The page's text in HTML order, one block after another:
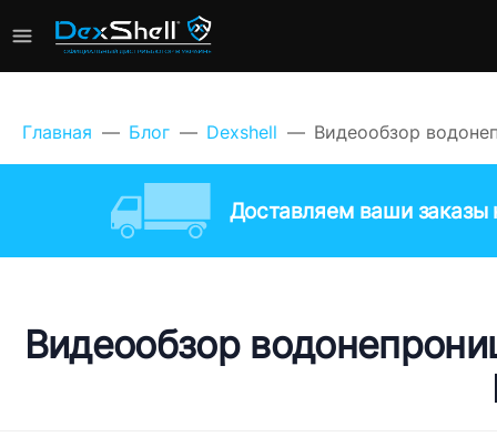
Главная Блог Dexshell Видеообзор
Доставляем ваши заказы
Видеообзор